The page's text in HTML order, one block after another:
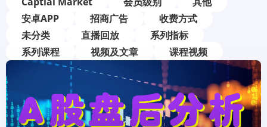
安卓APP
招商广告
收费方式
未分类
直播回放
系列指标
系列课程
视频及文章 课程视频